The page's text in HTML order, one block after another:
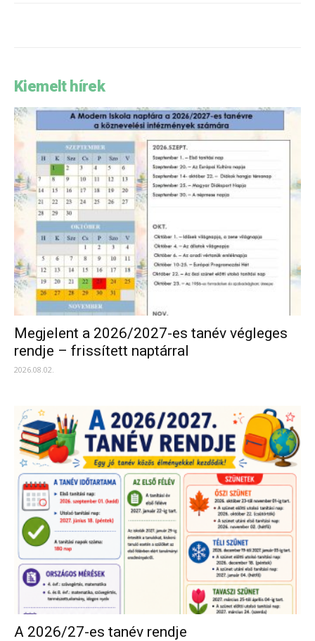
Kiemelt hírek
Megjelent a 2026/2027-es tanév végleges
rendje – frissített naptárral
2026.08.02.
A 2026/27-es tanév rendje